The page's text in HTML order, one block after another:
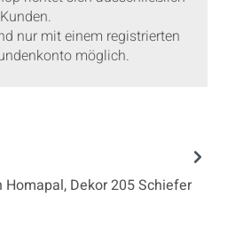
nur mit einem registrierten
möglich.
Dekor 205 Schiefer